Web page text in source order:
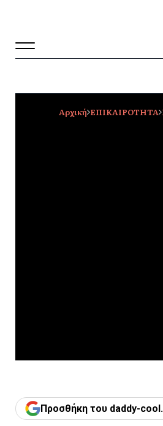
Αρχική ΕΠΙΚΑΙΡΟΤΗΤΑ
Προσθήκη του daddy-